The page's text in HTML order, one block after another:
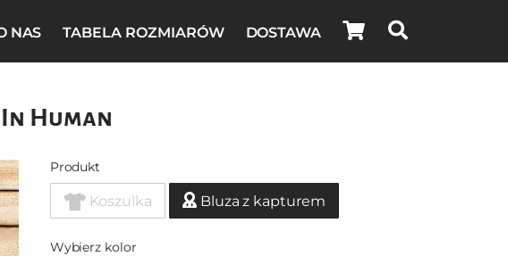
NAS TABELA ROZMIARÓW DOSTAWA
Human
Produkt
Koszulka Bluza z kapturem
Wybierz kolor